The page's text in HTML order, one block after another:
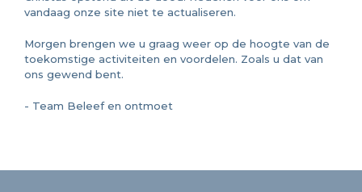
vandaag onze site niet te actualiseren.
Morgen brengen we u graag weer op de hoogte van de
toekomstige activiteiten en voordelen. Zoals u dat van
ons gewend bent.
- Team Beleef en ontmoet